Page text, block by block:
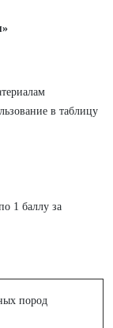
в таблицу
1 баллу за
пород